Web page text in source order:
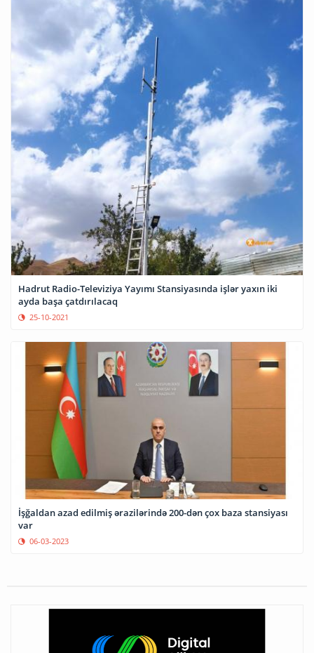
Hadrut Radio-Televiziya Yayımı Stansiyasında işlər yaxın iki
ayda başa çatdırılacaq
25-10-2021
İşğaldan azad edilmiş ərazilərində 200-dən çox baza stansiyası
var
06-03-2023